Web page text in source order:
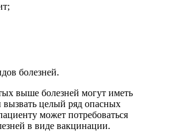
болезней.
выше болезней могут иметь
целый ряд опасных
может потребоваться
в виде вакцинации.